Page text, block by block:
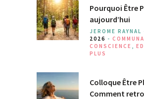
Pourquoi Être
aujourd’hui
JEROME RAYNAL
2026 -
CONSCIENCE
PLUS
Colloque Être
Comment